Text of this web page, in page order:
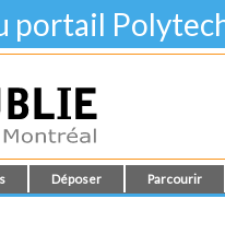
portail
Déposer Parcourir